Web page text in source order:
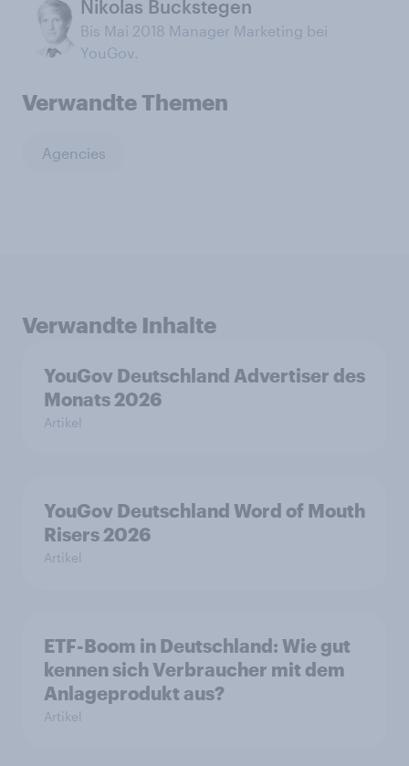
Nikolas Buckstegen
Bis Mai 2018 Manager Marketing bei
YouGov.
Verwandte Themen
Agencies
Verwandte Inhalte
YouGov Deutschland Advertiser des
Monats 2026
Artikel
YouGov Deutschland Word of Mouth
Risers 2026
Artikel
ETF-Boom in Deutschland: Wie gut
kennen sich Verbraucher mit dem
Anlageprodukt aus?
Artikel